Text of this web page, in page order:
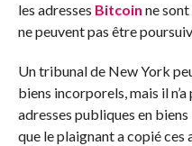
les adresses Bitcoin ne sont
ne peuvent pas être
Un tribunal de New York
biens incorporels, mais il
adresses publiques en
que le plaignant a copié ces